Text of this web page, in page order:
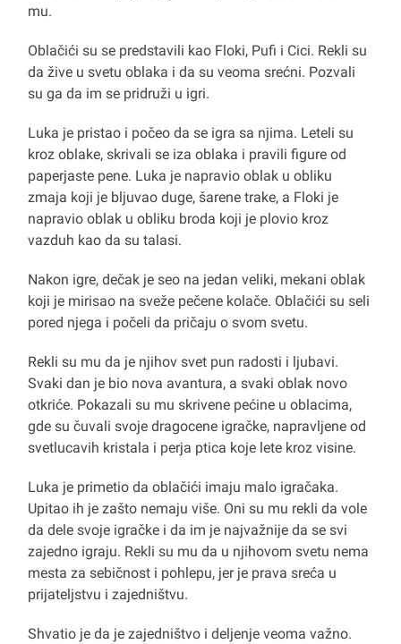
mu.
Oblačići su se predstavili kao Floki, Pufi i Cici. Rekli su
da žive u svetu oblaka i da su veoma srećni. Pozvali
su ga da im se pridruži u igri.
Luka je pristao i počeo da se igra sa njima. Leteli su
kroz oblake, skrivali se iza oblaka i pravili figure od
paperjaste pene. Luka je napravio oblak u obliku
zmaja koji je bljuvao duge, šarene trake, a Floki je
napravio oblak u obliku broda koji je plovio kroz
vazduh kao da su talasi.
Nakon igre, dečak je seo na jedan veliki, mekani oblak
koji je mirisao na sveže pečene kolače. Oblačići su seli
pored njega i počeli da pričaju o svom svetu.
Rekli su mu da je njihov svet pun radosti i ljubavi.
Svaki dan je bio nova avantura, a svaki oblak novo
otkriće. Pokazali su mu skrivene pećine u oblacima,
gde su čuvali svoje dragocene igračke, napravljene od
svetlucavih kristala i perja ptica koje lete kroz visine.
Luka je primetio da oblačići imaju malo igračaka.
Upitao ih je zašto nemaju više. Oni su mu rekli da vole
da dele svoje igračke i da im je najvažnije da se svi
zajedno igraju. Rekli su mu da u njihovom svetu nema
mesta za sebičnost i pohlepu, jer je prava sreća u
prijateljstvu i zajedništvu.
Shvatio je da je zajedništvo i deljenje veoma važno.